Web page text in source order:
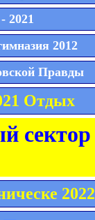
2021
2012
Правды
Отдых
сектор
2022